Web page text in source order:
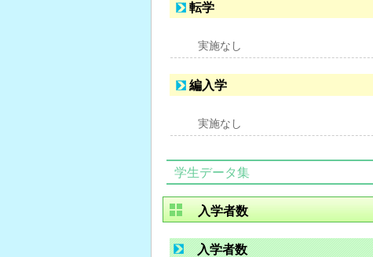
転学
実施なし
編入学
実施なし
学生データ集
入学者数
入学者数